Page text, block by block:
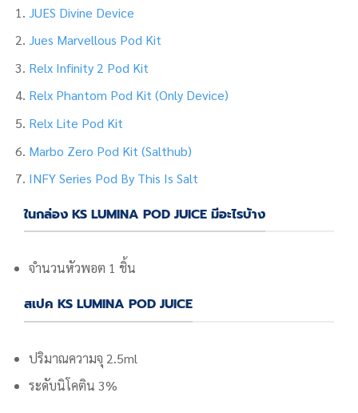
JUES Divine Device
Jues Marvellous Pod Kit
Relx Infinity 2 Pod Kit
Relx Phantom Pod Kit (Only Device)
Relx Lite Pod Kit
Marbo Zero Pod Kit (Salthub)
INFY Series Pod By This Is Salt
ในกล่อง KS LUMINA POD JUICE มีอะไรบ้าง
จำนวนหัวพอต 1 ชิ้น
สเปค KS LUMINA POD JUICE
ปริมาณความจุ 2.5ml
ระดับนิโคติน 3%